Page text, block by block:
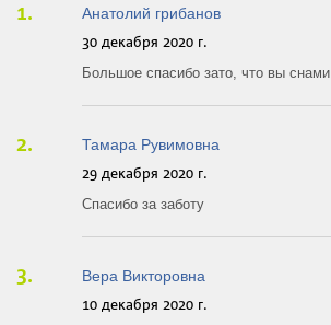
Анатолий грибанов
30 декабря 2020 г.
Большое спасибо зато, что вы снами
Тамара Рувимовна
29 декабря 2020 г.
Спасибо за заботу
Вера Викторовна
10 декабря 2020 г.